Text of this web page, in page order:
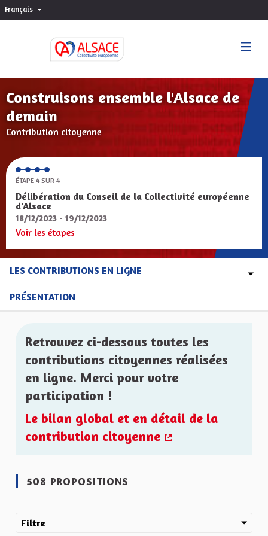
Français Choisir la langue
Construisons ensemble l'Alsace de
demain
Contribution citoyenne
ÉTAPE 4 SUR 4
Délibération du Conseil de la Collectivité européenne
d'Alsace
18/12/2023 - 19/12/2023
Voir les étapes
LES CONTRIBUTIONS EN LIGNE
PRÉSENTATION
Retrouvez ci-dessous toutes les
contributions citoyennes réalisées
en ligne. Merci pour votre
participation !
Le bilan global et en détail de la
contribution citoyenne
508 PROPOSITIONS
Filtre